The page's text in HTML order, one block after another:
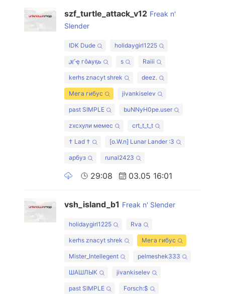
szf_turtle_attack_v12 Freak n'
Slender
IDK Dude holidaygirl1225
ℋҿ гôልуҕь s Raiii
kerhs znacyt shrek deez.
Мега гибус jivankiselev
past SIMPLE buNNyH0pe.user
zxcхули мемес crt_t_t_t
† Lad † [o.W.n] Lunar Lander :3
арбуз runal2423
29:08 03.05 16:01
vsh_island_b1 Freak n' Slender
holidaygirl1225 Rva
kerhs znacyt shrek Мега гибус
Mister_Intellegent pelmeshek333
ШАШЛЫК jivankiselev
past SIMPLE Forsch:$